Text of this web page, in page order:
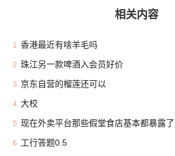
相关内容
1 香港最近有啥羊毛吗
2 珠江另一款啤酒入会员好价
3 京东自营的榴莲还可以
4 大校
5 现在外卖平台那些假堂食店基本都暴露了
6 工行答题0.5